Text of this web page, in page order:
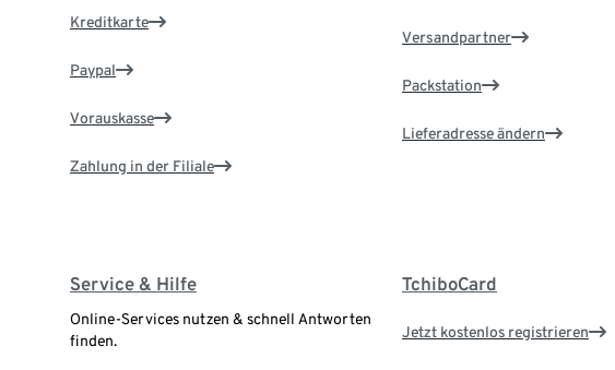
Kreditkarte
Paypal
Vorauskasse
Zahlung in der Filiale
Versandpartner
Packstation
Lieferadresse ändern
Service & Hilfe
Online-Services nutzen & schnell Antworten
finden.
TchiboCard
Jetzt kostenlos registrieren